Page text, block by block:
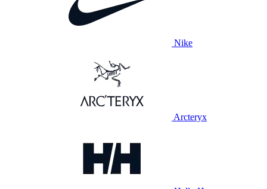
Nike
Arcteryx